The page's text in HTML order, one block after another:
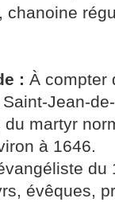
: À compter
Jean-
martyr
à 1646.
évêques,